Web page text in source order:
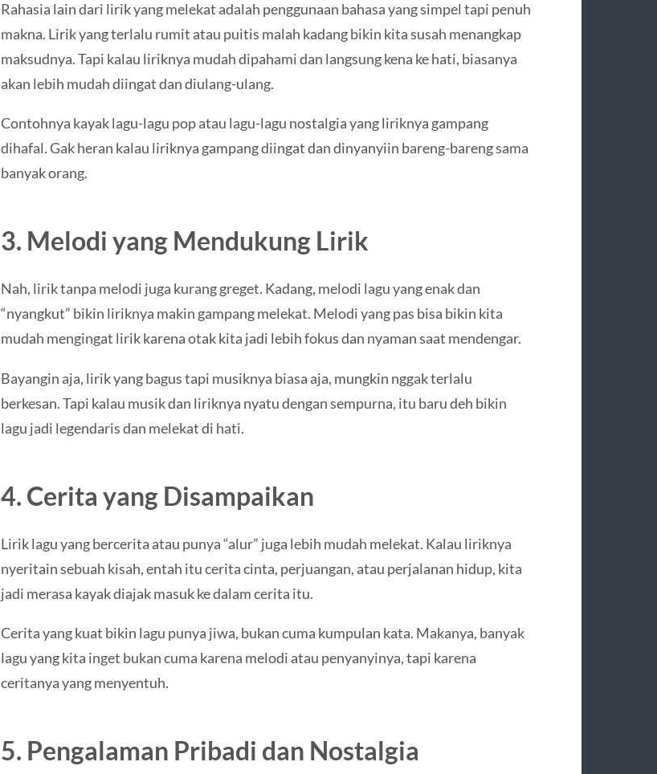
Rahasia lain dari lirik yang melekat adalah penggunaan bahasa yang simpel tapi penuh
makna. Lirik yang terlalu rumit atau puitis malah kadang bikin kita susah menangkap
maksudnya. Tapi kalau liriknya mudah dipahami dan langsung kena ke hati, biasanya
akan lebih mudah diingat dan diulang-ulang.
Contohnya kayak lagu-lagu pop atau lagu-lagu nostalgia yang liriknya gampang
dihafal. Gak heran kalau liriknya gampang diingat dan dinyanyiin bareng-bareng sama
banyak orang.
3. Melodi yang Mendukung Lirik
Nah, lirik tanpa melodi juga kurang greget. Kadang, melodi lagu yang enak dan
“nyangkut” bikin liriknya makin gampang melekat. Melodi yang pas bisa bikin kita
mudah mengingat lirik karena otak kita jadi lebih fokus dan nyaman saat mendengar.
Bayangin aja, lirik yang bagus tapi musiknya biasa aja, mungkin nggak terlalu
berkesan. Tapi kalau musik dan liriknya nyatu dengan sempurna, itu baru deh bikin
lagu jadi legendaris dan melekat di hati.
4. Cerita yang Disampaikan
Lirik lagu yang bercerita atau punya “alur” juga lebih mudah melekat. Kalau liriknya
nyeritain sebuah kisah, entah itu cerita cinta, perjuangan, atau perjalanan hidup, kita
jadi merasa kayak diajak masuk ke dalam cerita itu.
Cerita yang kuat bikin lagu punya jiwa, bukan cuma kumpulan kata. Makanya, banyak
lagu yang kita inget bukan cuma karena melodi atau penyanyinya, tapi karena
ceritanya yang menyentuh.
5. Pengalaman Pribadi dan Nostalgia